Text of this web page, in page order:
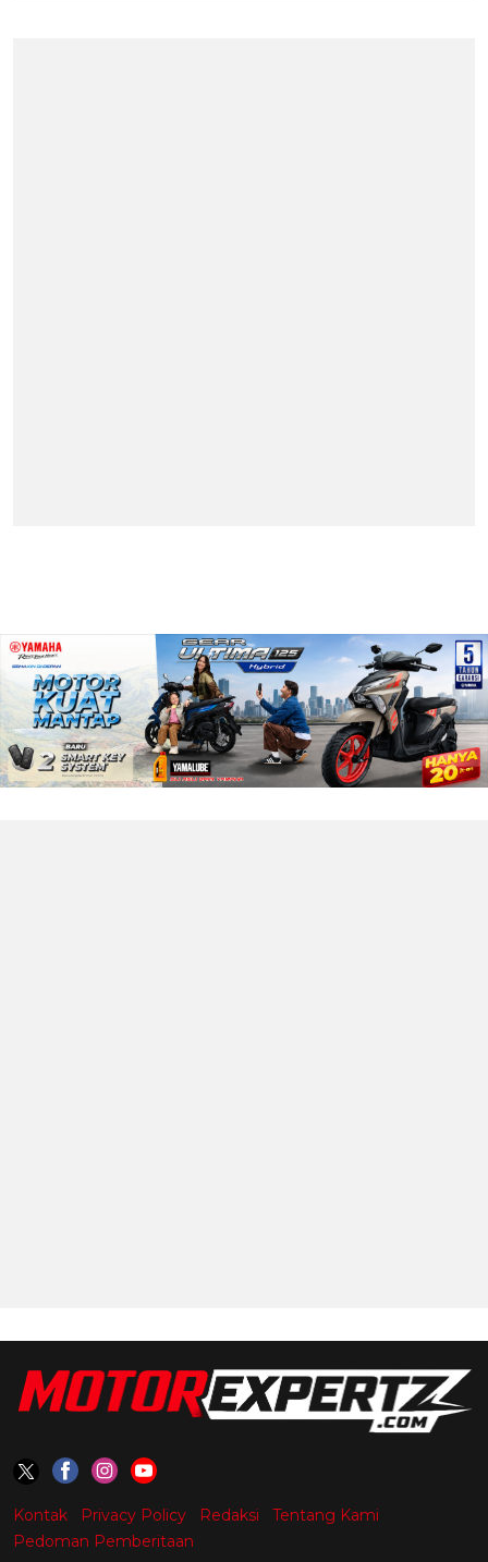
Kontak Privacy Policy Redaksi
Tentang Kami
Pedoman Pemberitaan